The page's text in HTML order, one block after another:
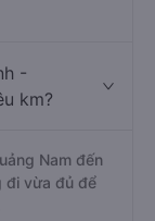
-
km?
Nam đến
đi vừa đủ để